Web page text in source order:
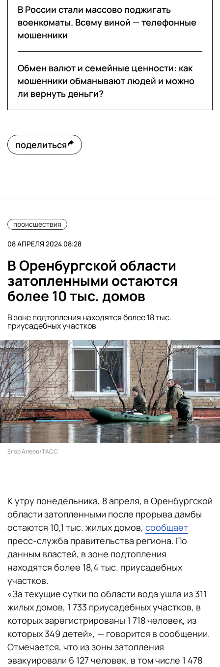
В России стали массово поджигать
военкоматы. Всему виной — телефонные
мошенники
Обмен валют и семейные ценности: как
мошенники обманывают людей и можно
ли вернуть деньги?
поделиться
происшествия
08 АПРЕЛЯ 2024 08:28
В Оренбургской области
затопленными остаются
более 10 тыс. домов
В зоне подтопления находятся более 18 тыс.
приусадебных участков
Егор Алеев/ТАСС
К утру понедельника, 8 апреля, в Оренбургской
области затопленными после прорыва дамбы
остаются 10,1 тыс. жилых домов, сообщает
пресс-служба правительства региона. По
данным властей, в зоне подтопления
находятся более 18,4 тыс. приусадебных
участков.
«За текущие сутки по области вода ушла из 311
жилых домов, 1 733 приусадебных участков, в
которых зарегистрированы 1 718 человек, из
которых 349 детей», — говорится в сообщении.
Отмечается, что из зоны затопления
эвакуировали 6 127 человек, в том числе 1 478